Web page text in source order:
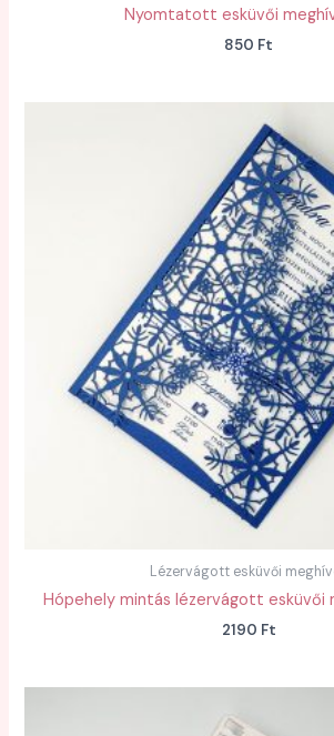
Nyomtatott esküvői
850 Ft
Lézervágott esküvői
Hópehely mintás lézervágott esküvői
2190 Ft